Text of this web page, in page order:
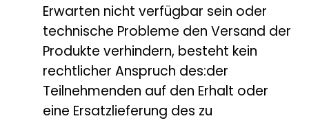
Erwarten nicht verfügbar sein oder
technische Probleme den Versand der
Produkte verhindern, besteht kein
rechtlicher Anspruch des:der
Teilnehmenden auf den Erhalt oder
eine Ersatzlieferung des zu